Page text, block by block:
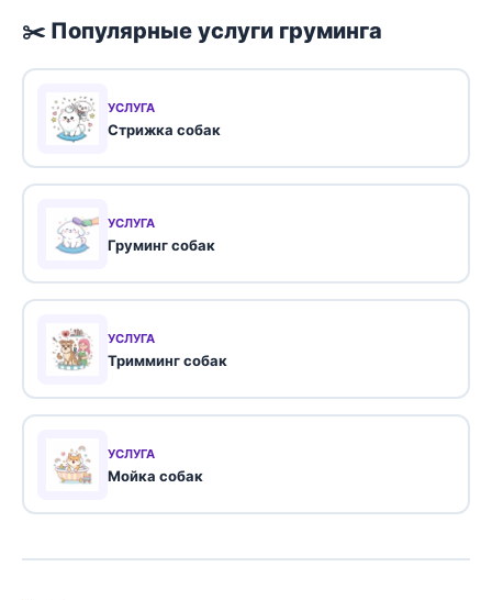
✂️ Популярные услуги груминга
УСЛУГА
Стрижка собак
УСЛУГА
Груминг собак
УСЛУГА
Тримминг собак
УСЛУГА
Мойка собак